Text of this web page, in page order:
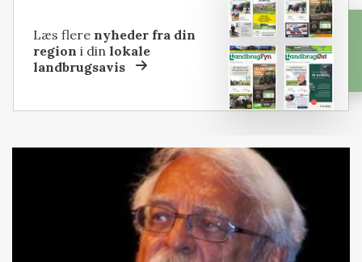
Læs flere nyheder fra din
region i dinlokale
landbrugsavis